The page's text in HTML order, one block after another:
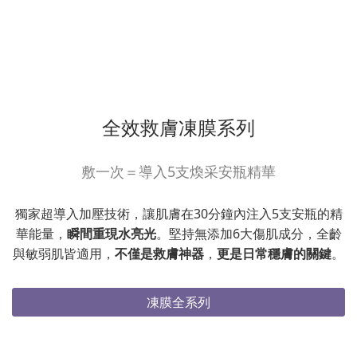
全效救膚凍膜系列
敷一次＝導入5支煥采安瓶精華
獨家超導入加壓技術，讓肌膚在30分鐘內注入5支安瓶的精
華能量， 瞬間重現水亮光。堅持無添加6大傷肌成分，全齡
與敏弱肌皆適用， 不僅是救膚神器 ， 更是日常穩膚的關鍵。
凍膜全系列